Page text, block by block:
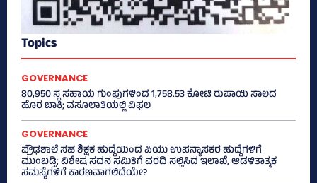
Topics
GOVERNANCE
80,950 ಸ್ವ ಸಹಾಯ ಗುಂಪುಗಳಿಂದ 1,758.53 ಕೋಟಿ ರುಪಾಯಿ ಸಾಲದ
ಹೊರ ಬಾಕಿ; ವಸೂಲಾತಿಯಲ್ಲಿ ವಿಫಲ
GOVERNANCE
ಪ್ರೌಢಶಾಲೆ ಸಹ ಶಿಕ್ಷಕ ಹುದ್ದೆಯಿಂದ ಪಿಯು ಉಪನ್ಯಾಸಕರ ಹುದ್ದೆಗಳಿಗೆ
ಮುಂಬಡ್ತಿ; ವಿಶೇಷ ಸದನ ಸಮಿತಿಗೆ ವರದಿ ಸಲ್ಲಿಸಿದ ಇಲಾಖೆ, ಆಡಳಿತಾತ್ಮಕ
ಸಮಸ್ಯೆಗಳಿಗೆ ಕಾರಣವಾಗಲಿದೆಯೇ?